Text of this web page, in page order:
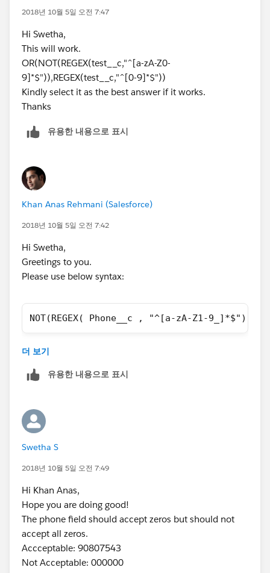
2018년 10월 5일 오전 7:47
Hi Swetha,
This will work.
OR(NOT(REGEX(test__c,"^[a-zA-Z0-
9]*$")),REGEX(test__c,"^[0-9]*$"))
Kindly select it as the best answer if it works.
Thanks
유용한 내용으로 표시
Khan Anas Rehmani (Salesforce)
2018년 10월 5일 오전 7:42
Hi Swetha,
Greetings to you.
Please use below syntax:
NOT(REGEX( Phone__c , "^[a-zA-Z1-9_]*$"))
I hope it helps you.
Kindly let me know if it helps you and close your
query by marking it as solved so that it can help
Khan Anas
더 보기
유용한 내용으로 표시
Swetha S
2018년 10월 5일 오전 7:49
Hi Khan Anas,
Hope you are doing good!
The phone field should accept zeros but should not
accept all zeros.
Accceptable: 90807543
Not Acceptable: 000000